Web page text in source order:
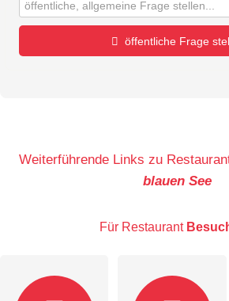
öffentliche Frage
Weiterführende Links zu
blauen See
Für Restaurant